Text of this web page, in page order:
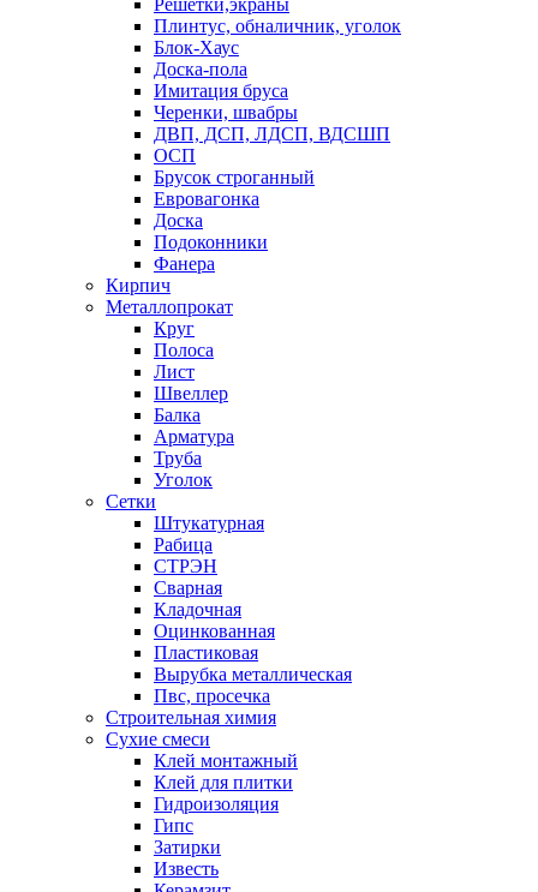
Решетки,экраны
Плинтус, обналичник, уголок
Блок-Хаус
Доска-пола
Имитация бруса
Черенки, швабры
ДВП, ДСП, ЛДСП, ВДСШП
ОСП
Брусок строганный
Евровагонка
Доска
Подоконники
Фанера
Кирпич
Металлопрокат
Круг
Полоса
Лист
Швеллер
Балка
Арматура
Труба
Уголок
Сетки
Штукатурная
Рабица
СТРЭН
Сварная
Кладочная
Оцинкованная
Пластиковая
Вырубка металлическая
Пвс, просечка
Строительная химия
Сухие смеси
Клей монтажный
Клей для плитки
Гидроизоляция
Гипс
Затирки
Известь